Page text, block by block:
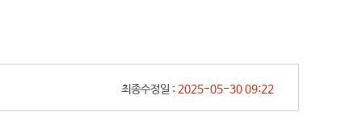
최종수정일 : 2025-05-30 09:22